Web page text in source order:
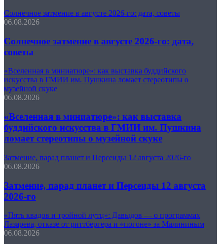
Солнечное затмение в августе 2026-го: дата, советы
06.08.2026
Солнечное затмение в августе 2026-го: дата,
советы
«Вселенная в миниатюре»: как выставка буддийского
искусства в ГМИИ им. Пушкина ломает стереотипы о
музейной скуке
06.08.2026
«Вселенная в миниатюре»: как выставка
буддийского искусства в ГМИИ им. Пушкина
ломает стереотипы о музейной скуке
Затмение, парад планет и Персеиды 12 августа 2026-го
06.08.2026
Затмение, парад планет и Персеиды 12 августа
2026-го
«Пять квадов и тройной лутц»: Давыдов — о программах
Лазарева, отказе от риттбергера и «погоне» за Малининым
06.08.2026